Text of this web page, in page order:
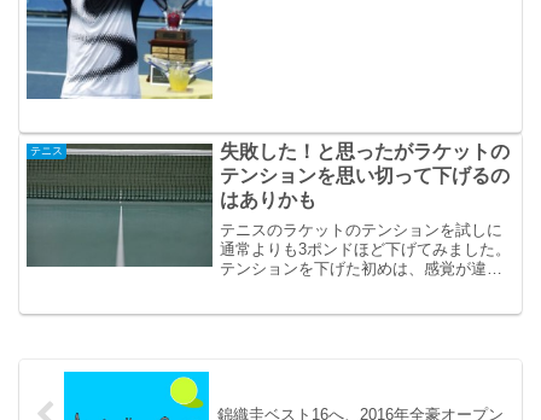
テニス
失敗した！と思ったがラケットの
テンションを思い切って下げるの
はありかも
テニスのラケットのテンションを試しに
通常よりも3ポンドほど下げてみました。
テンションを下げた初めは、感覚が違う
錦織圭ベスト16へ、2016年全豪オープン